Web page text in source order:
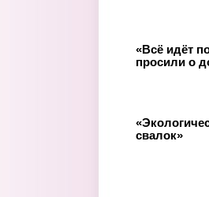
«Всё идёт
просили о
свалок»